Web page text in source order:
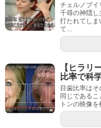
チェルノブイ
千尋の神隠し
打たれてしま
て...
【ヒラリ
比率で科
目歯比率は
同じである
トンの映像